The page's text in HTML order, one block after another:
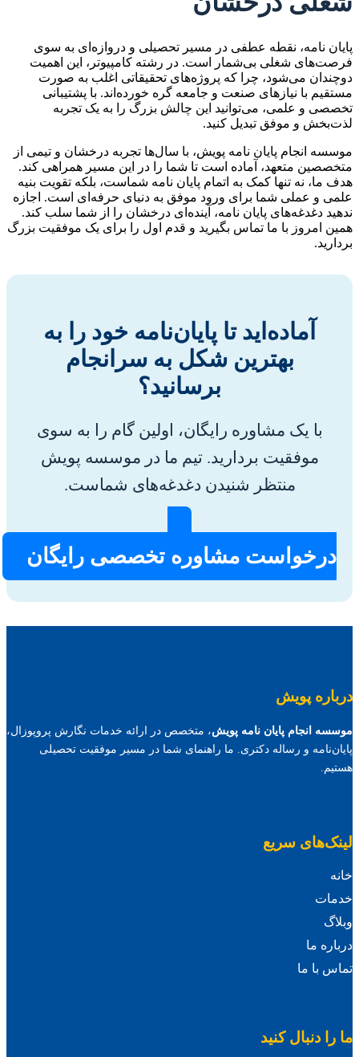
پایان نامه، نقطه عطفی در مسیر تحصیلی و دروازه‌ای به سوی
فرصت‌های شغلی بی‌شمار است. در رشته کامپیوتر، این اهمیت
دوچندان می‌شود، چرا که پروژه‌های تحقیقاتی اغلب به صورت
مستقیم با نیازهای صنعت و جامعه گره خورده‌اند. با پشتیبانی
تخصصی و علمی، می‌توانید این چالش بزرگ را به یک تجربه
لذت‌بخش و موفق تبدیل کنید.
موسسه انجام پایان نامه پویش، با سال‌ها تجربه درخشان و تیمی از
متخصصین متعهد، آماده است تا شما را در این مسیر همراهی کند.
هدف ما، نه تنها کمک به اتمام پایان نامه شماست، بلکه تقویت بنیه
علمی و عملی شما برای ورود موفق به دنیای حرفه‌ای است. اجازه
ندهید دغدغه‌های پایان نامه، آینده‌ای درخشان را از شما سلب کند.
همین امروز با ما تماس بگیرید و قدم اول را برای یک موفقیت بزرگ
بردارید.
آماده‌اید تا پایان‌نامه خود را به
بهترین شکل به سرانجام
برسانید؟
با یک مشاوره رایگان، اولین گام را به سوی
موفقیت بردارید. تیم ما در موسسه پویش
منتظر شنیدن دغدغه‌های شماست.
درخواست مشاوره تخصصی رایگان
درباره پویش
موسسه انجام پایان نامه پویش، متخصص در ارائه خدمات نگارش پروپوزال،
پایان‌نامه و رساله دکتری. ما راهنمای شما در مسیر موفقیت تحصیلی
هستیم.
لینک‌های سریع
خانه
خدمات
وبلاگ
درباره ما
تماس با ما
ما را دنبال کنید